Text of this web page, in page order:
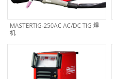
MASTERTIG-250AC AC/DC TIG 焊
机